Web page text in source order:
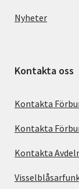
Nyheter
Kontakta oss
Kontakta
Kontakta
Kontakta